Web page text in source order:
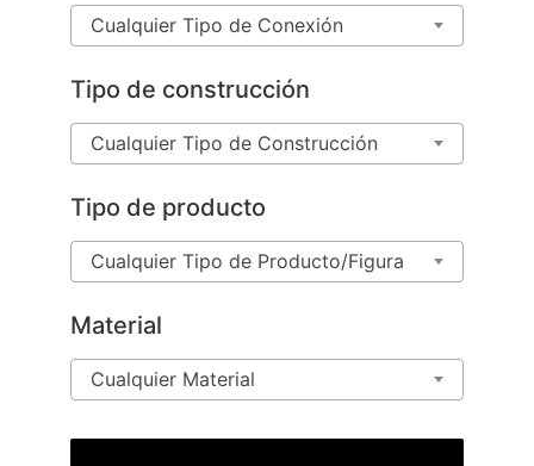
Cualquier Tipo de Conexión
Tipo de construcción
Cualquier Tipo de Construcción
Tipo de producto
Cualquier Tipo de Producto/Figura
Material
Cualquier Material